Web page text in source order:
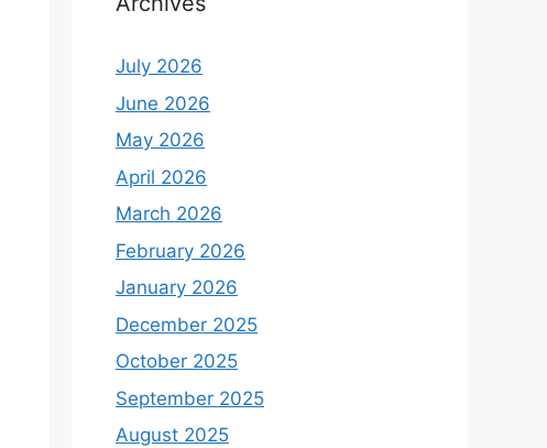
July 2026
June 2026
May 2026
April 2026
March 2026
February 2026
January 2026
December 2025
October 2025
September 2025
August 2025